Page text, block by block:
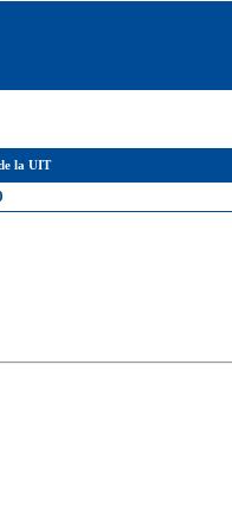
la UIT